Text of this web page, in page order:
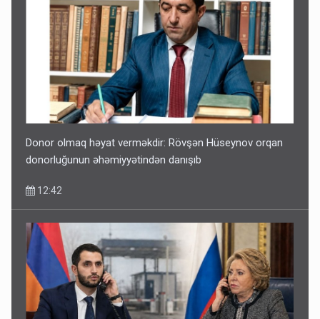
Donor olmaq həyat verməkdir: Rövşən Hüseynov orqan
donorluğunun əhəmiyyətindən danışıb
12:42